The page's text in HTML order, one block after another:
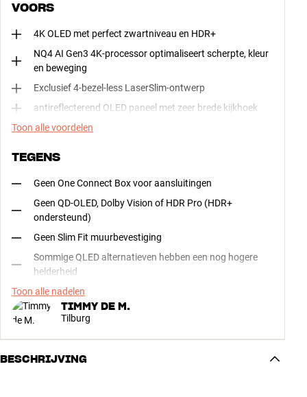
VOORS
4K OLED met perfect zwartniveau en HDR+
NQ4 AI Gen3 4K-processor optimaliseert scherpte, kleur
en beweging
Exclusief 4-bezel-less LaserSlim-ontwerp
antireflecterend OLED paneel met zeer brede kijkhoek
Toon alle voordelen
TEGENS
Geen One Connect Box voor aansluitingen
Geen QD-OLED, Dolby Vision of HDR Pro (HDR+
ondersteund)
Geen Slim Fit muurbevestiging
Sommige QLED alternatieven hebben een nog hogere
helderheid
Toon alle nadelen
TIMMY DE M.
Tilburg
BESCHRIJVING